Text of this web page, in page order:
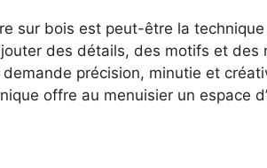
sur bois est peut-être la
des détails, des motifs et
précision, minutie et
offre au menuisier un espace